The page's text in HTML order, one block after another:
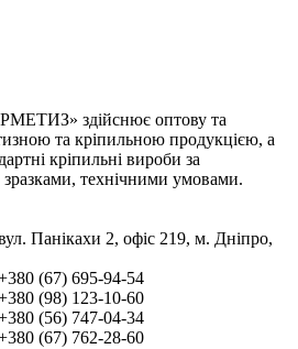
здійснює оптову та
та кріпильною продукцією, а
кріпильні вироби за
зразками, технічними умовами.
Панікахи 2, офіс 219, м. Дніпро,
(67) 695-94-54
(98) 123-10-60
(56) 747-04-34
(67) 762-28-60